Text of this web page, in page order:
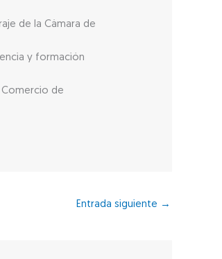
de la Cámara de
y formación
Comercio de
Entrada siguiente →